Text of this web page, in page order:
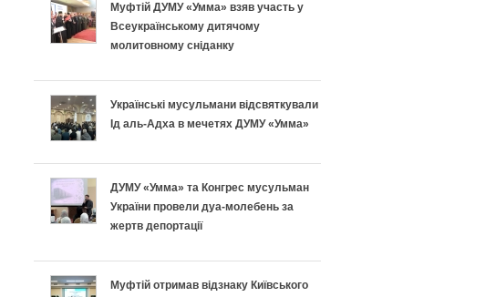
Муфтій ДУМУ «Умма» взяв участь у
Всеукраїнському дитячому
молитовному сніданку
Українські мусульмани відсвяткували
Ід аль-Адха в мечетях ДУМУ «Умма»
ДУМУ «Умма» та Конгрес мусульман
України провели дуа-молебень за
жертв депортації
Муфтій отримав відзнаку Київського